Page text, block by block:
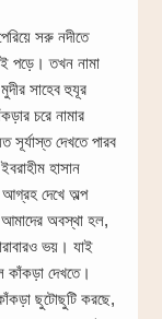
সরু নদীতে
পড়ে। তখন নামা
সাহেব হুযূর
চরে নামার
দেখতে পারব
হাসান
দেখে অল্প
অবস্থা হল,
ভয়। যাই
কাঁকড়া দেখতে।
ছুটোছুটি করছে,